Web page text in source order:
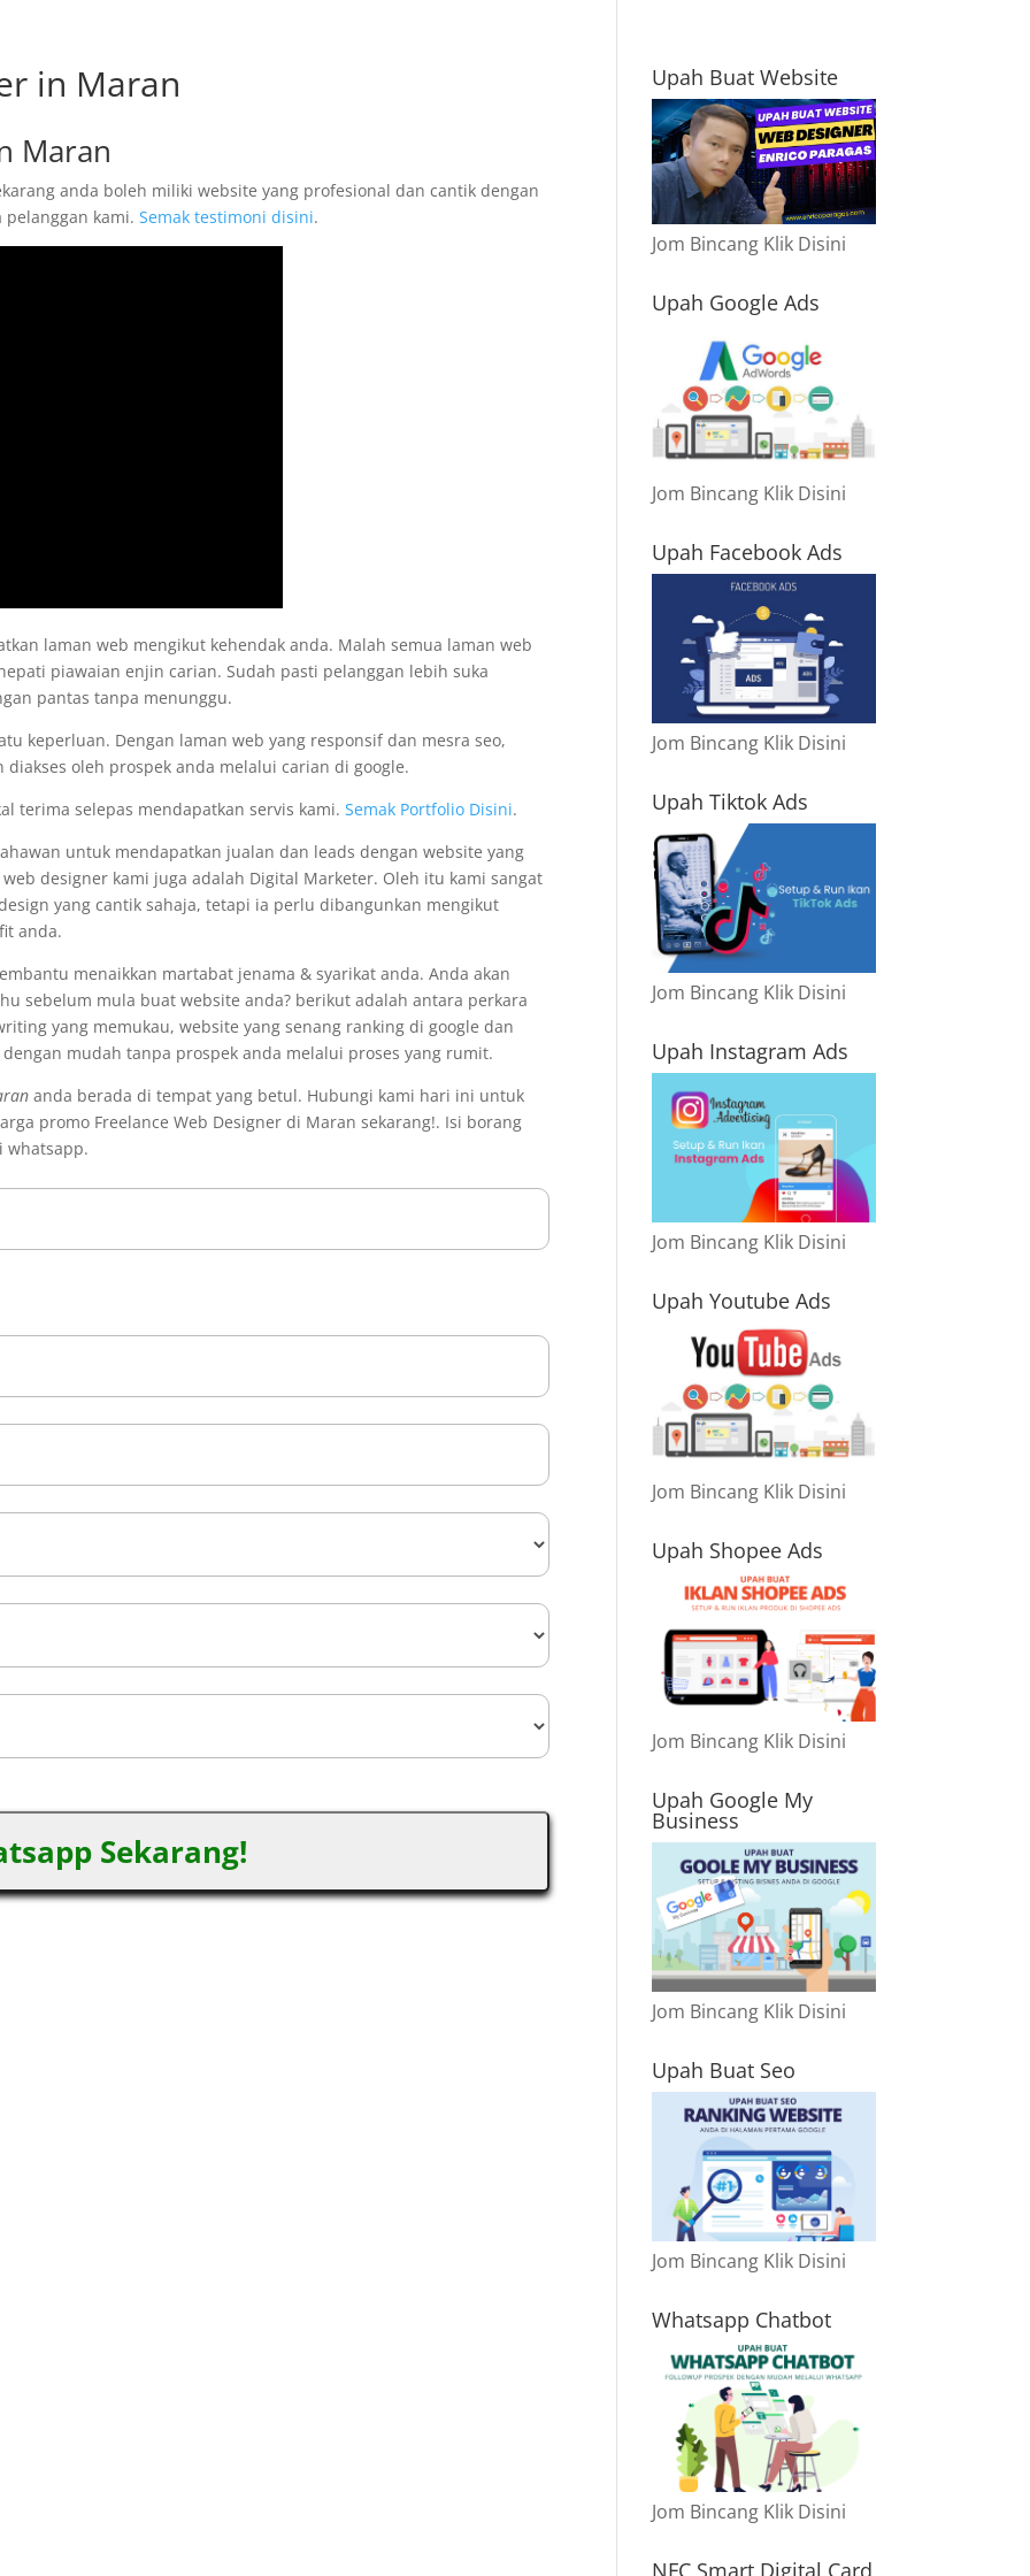
in Maran
Maran
anda boleh miliki website yang profesional dan cantik dengan
pelanggan kami.Semak testimoni disini.
laman web mengikut kehendak anda. Malah semua laman web
piawaian enjin carian. Sudah pasti pelanggan lebih suka
pantas tanpa menunggu.
keperluan. Dengan laman web yang responsif dan mesra seo,
oleh prospek anda melalui carian di google.
terima selepas mendapatkan servis kami.Semak Portfolio Disini.
untuk mendapatkan jualan dan leads dengan website yang
designer kami juga adalah Digital Marketer. Oleh itu kami sangat
yang cantik sahaja, tetapi ia perlu dibangunkan mengikut
anda.
menaikkan martabat jenama & syarikat anda. Anda akan
sebelum mula buat website anda? berikut adalah antara perkara
yang memukau, website yang senang ranking di google dan
mudah tanpa prospek anda melalui proses yang rumit.
anda berada di tempat yang betul. Hubungi kami hari ini untuk
promo Freelance Web Designer di Maran sekarang!. Isi borang
whatsapp.
Sekarang!
Upah Buat Website
Jom Bincang Klik Disini
Upah Google Ads
Jom Bincang Klik Disini
Upah Facebook Ads
Jom Bincang Klik Disini
Upah Tiktok Ads
Jom Bincang Klik Disini
Upah Instagram Ads
Jom Bincang Klik Disini
Upah Youtube Ads
Jom Bincang Klik Disini
Upah Shopee Ads
Jom Bincang Klik Disini
Upah Google My
Business
Jom Bincang Klik Disini
Upah Buat Seo
Jom Bincang Klik Disini
Whatsapp Chatbot
Jom Bincang Klik Disini
NFC Smart Digital Card